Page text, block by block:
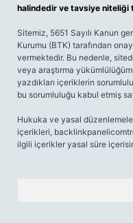
halindedir ve tavsiye niteliği
Sitemiz, 5651 Sayılı Kanun
Kurumu (BTK) tarafından
vermektedir. Bu nedenle,
veya araştırma
yazdıkları içeriklerin
bu sorumluluğu kabul etmiş
Hukuka ve yasal
içerikleri,
ilgili içerikler yasal süre